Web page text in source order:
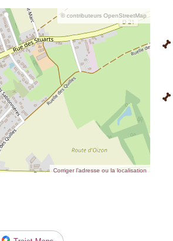
© contributeurs OpenStreetMap
Corriger l’adresse ou la localisation